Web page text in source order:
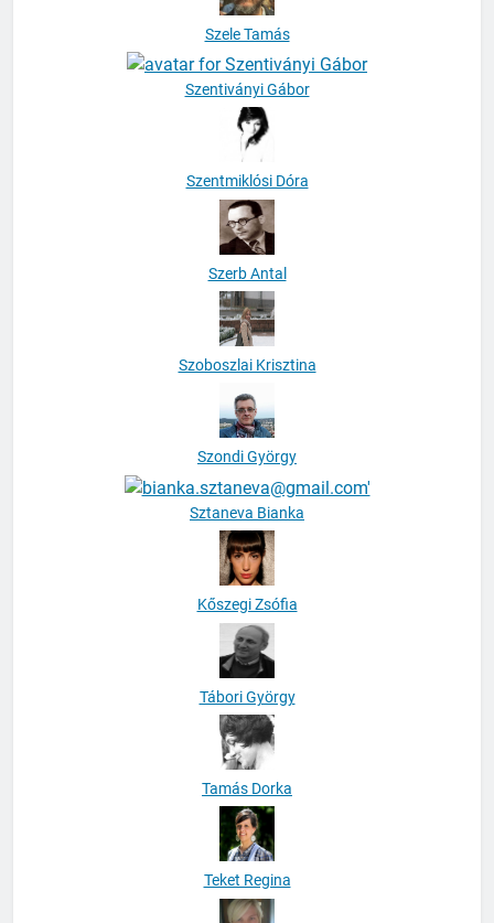
Szele Tamás
Szentiványi Gábor
Szentmiklósi Dóra
Szerb Antal
Szoboszlai Krisztina
Szondi György
Sztaneva Bianka
Kőszegi Zsófia
Tábori György
Tamás Dorka
Teket Regina